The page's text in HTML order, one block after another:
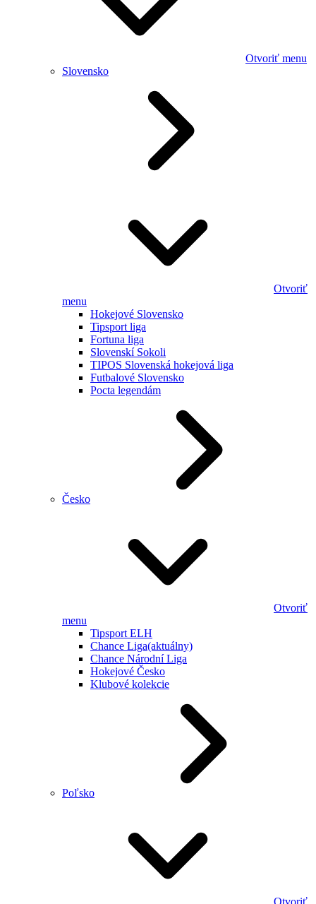
Otvoriť menu
Slovensko
Otvoriť
menu
Hokejové Slovensko
Tipsport liga
Fortuna liga
Slovenskí Sokoli
TIPOS Slovenská hokejová liga
Futbalové Slovensko
Pocta legendám
Česko
Otvoriť
menu
Tipsport ELH
Chance Liga(aktuálny)
Chance Národní Liga
Hokejové Česko
Klubové kolekcie
Poľsko
Otvoriť